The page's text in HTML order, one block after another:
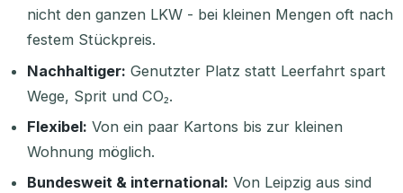
nicht den ganzen LKW - bei kleinen Mengen oft nach
festem Stückpreis.
Nachhaltiger: Genutzter Platz statt Leerfahrt spart
Wege, Sprit und CO₂.
Flexibel: Von ein paar Kartons bis zur kleinen
Wohnung möglich.
Bundesweit & international: Von Leipzig aus sind